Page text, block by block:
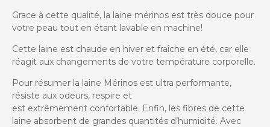
Grace à cette qualité, la laine mérinos est très douce pour
votre peau tout en étant lavable en machine!
Cette laine est chaude en hiver et fraîche en été, car elle
réagit aux changements de votre température corporelle.
Pour résumer la laine Mérinos est ultra performante,
résiste aux odeurs, respire et
est extrêmement confortable. Enfin, les fibres de cette
laine absorbent de grandes quantités d’humidité. Avec